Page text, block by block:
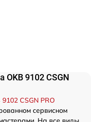
9102 CSGN
CSGN PRO
сервисном